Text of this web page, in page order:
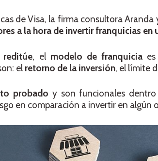
de Visa, la firma consultora Aranda
a la hora de invertir franquicias en
, el modelo de franquiciaes
el retorno de la inversión, el límite
probado y son funcionales
en comparación a invertir en algún